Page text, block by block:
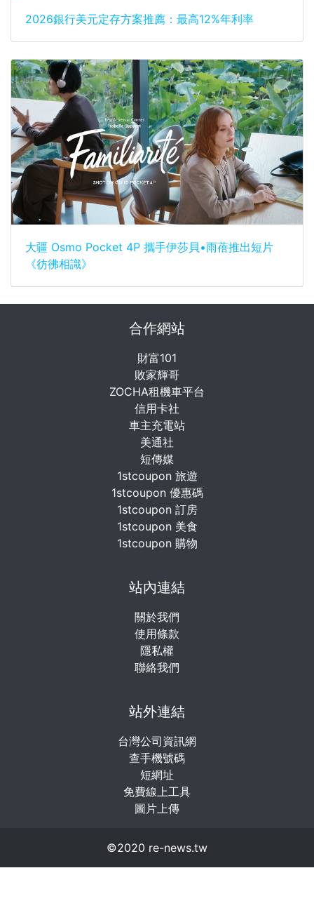
2026銀行美元定存方案推薦：最高12%年利率
大疆 Osmo Pocket 4P 攜手伊莎貝•雨蓓推出短片
《彷彿相識》
合作網站
財富101
敗家輝哥
ZOCHA租機車平台
信用卡社
車主充電站
美通社
短傳媒
1stcoupon 旅遊
1stcoupon 優惠碼
1stcoupon 訂房
1stcoupon 美食
1stcoupon 購物
站內連結
關於我們
使用條款
隱私權
聯絡我們
站外連結
台灣公司資訊網
查手機號碼
短網址
免費線上工具
圖片上傳
©2020 re-news.tw